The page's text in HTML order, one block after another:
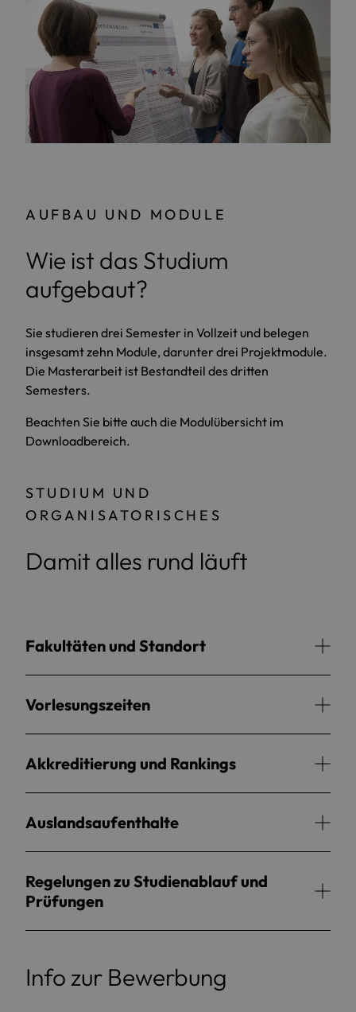
AUFBAU UND MODULE
Wie ist das Studium
aufgebaut?
Sie studieren drei Semester in Vollzeit und belegen
insgesamt zehn Module, darunter drei Projektmodule.
Die Masterarbeit ist Bestandteil des dritten
Semesters.
Beachten Sie bitte auch die Modulübersicht im
Downloadbereich.
STUDIUM UND
ORGANISATORISCHES
Damit alles rund läuft
Fakultäten und Standort
Vorlesungszeiten
Akkreditierung und Rankings
Auslandsaufenthalte
Regelungen zu Studienablauf und
Prüfungen
Info zur Bewerbung